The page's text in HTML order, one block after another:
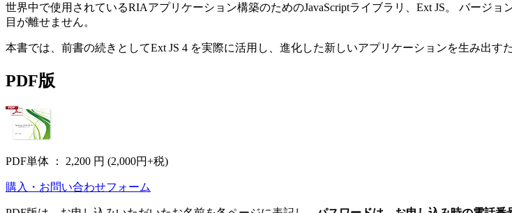
世界中で使用されているRIAアプリケーション構築のためのJavaScriptライブラリ、Ext JS。 バージョ
目が離せません。
本書では、前書の続きとしてExt JS 4 を実際に活用し、進化した新しいアプリケーションを生み出す
PDF版
PDF単体 ： 2,200 円 (2,000円+税)
購入・お問い合わせフォーム